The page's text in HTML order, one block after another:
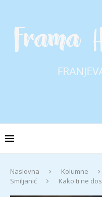
Naslovna Kolumne
Smiljanić
Kako ti ne